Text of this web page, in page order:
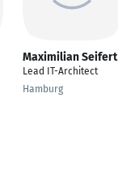
Maximilian Seifert
Lead IT-Architect
Hamburg